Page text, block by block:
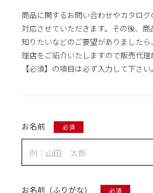
SDGs達成に向けての取り組み
ORIGINAL
BRAND
TO COMPANIES
法人のお客様へ
VOICE OF THE FIELD
商品に関するお問い合わせやカタロ
対応させていただきます。その後、
知りたいなどのご要望がありました
理店をご紹介いたしますので販売代理
【必須】の項目は必ず入力して下さい。
お名前 必須
お名前（ふりがな） 必須